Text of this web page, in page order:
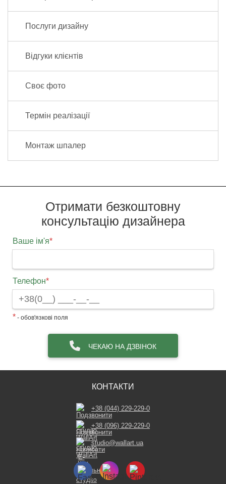
Послуги дизайну
Відгуки клієнтів
Своє фото
Термін реалізації
Монтаж шпалер
Отримати безкоштовну
консультацію дизайнера
Ваше ім'я*
Телефон*
* - обов'язкові поля
ЧЕКАЮ НА ДЗВІНОК
КОНТАКТИ
+38 (044) 229-229-0
+38 (096) 229-229-0
studio@wallart.ua